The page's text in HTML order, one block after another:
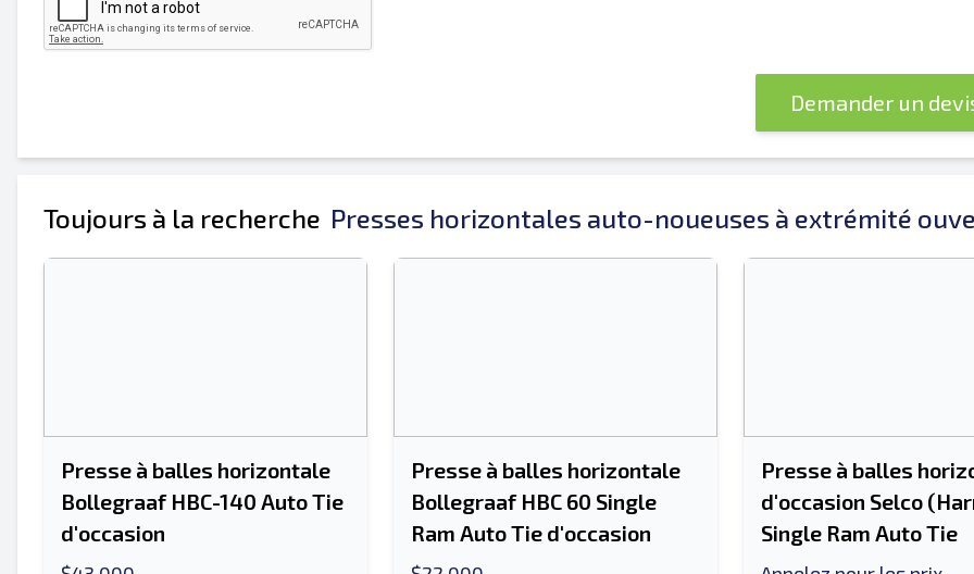
Demander un
Toujours à la recherche Presses horizontales auto-noueuses à extrémité
Presse à balles horizontale
Bollegraaf HBC-140 Auto Tie
d'occasion
Presse à balles horizontale
Bollegraaf HBC 60 Single
Ram Auto Tie d'occasion
Presse à balles
d'occasion Selco
Single Ram Auto Tie